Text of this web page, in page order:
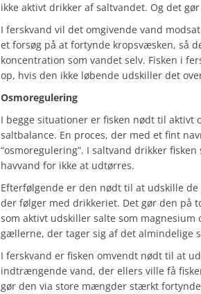
ikke aktivt drikker af saltvandet. Og det
I ferskvand vil det omgivende vand
et forsøg på at fortynde kropsvæsken, så
koncentration som vandet selv. Fisken i
op, hvis den ikke løbende udskiller det
Osmoregulering
I begge situationer er fisken nødt til aktivt
saltbalance. En proces, der med et fint
“osmoregulering”. I saltvand drikker
havvand for ikke at udtørres.
Efterfølgende er den nødt til at udskille
der følger med drikkeriet. Det gør den på
som aktivt udskiller salte som magnesium
gællerne, der tager sig af det almindelige
I ferskvand er fisken omvendt nødt til at
indtrængende vand, der ellers ville få
gør den via store mængder stærkt